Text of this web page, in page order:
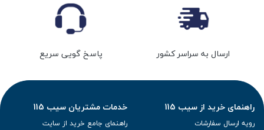
ارسال به سراسر کشور پاسخ گویی سریع
راهنمای خرید از سیب 115
رویه ارسال سفارشات
خدمات مشتریان سیب 115
راهنمای جامع خرید از سایت